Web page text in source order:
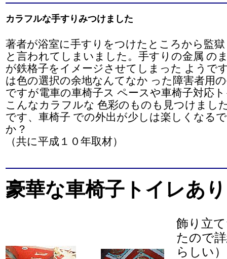
カラフルな手すりみつけました
著者が浴室に手すりをつけたところから監
と言われてしまいました。手すりの金属 の
が鉄格子をイメージさせてしまった ようで
は色の選択の余地なんてなか った障害者用
ですが電車の車椅子ス ペースや車椅子対応
こんなカラフルな 色彩のものも見つけまし
です、車椅子 での外出が少しは楽しくなる
か？
（共に平成１０年取材）
豪華な車椅子トイレあ
飾り立
たので
らしい